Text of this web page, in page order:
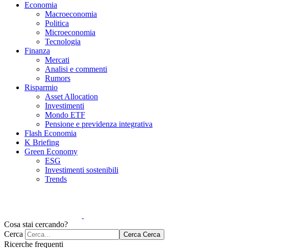
Economia
Macroeconomia
Politica
Microeconomia
Tecnologia
Finanza
Mercati
Analisi e commenti
Rumors
Risparmio
Asset Allocation
Investimenti
Mondo ETF
Pensione e previdenza integrativa
Flash Economia
K Briefing
Green Economy
ESG
Investimenti sostenibili
Trends
Cosa stai cercando?
Cerca
Cerca Cerca
Ricerche frequenti